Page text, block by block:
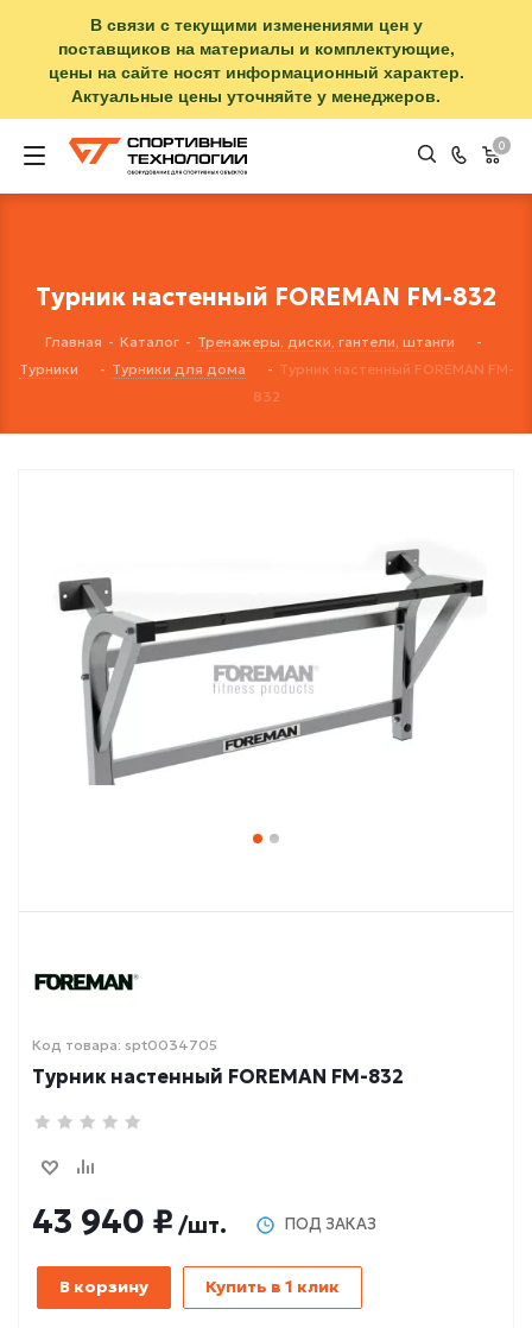
В связи с текущими изменениями цен у
поставщиков на материалы и комплектующие,
цены на сайте носят информационный характер.
Актуальные цены уточняйте у менеджеров.
0
Турник настенный FOREMAN FM-832
Главная - Каталог - Тренажеры, диски, гантели, штанги
-
Турники
- Турники для дома - Турник настенный FOREMAN FM-
832
Код товара: spt0034705
Турник настенный FOREMAN FM-832
43 940 ₽ /шт. ПОД ЗАКАЗ
В корзину Купить в 1 клик